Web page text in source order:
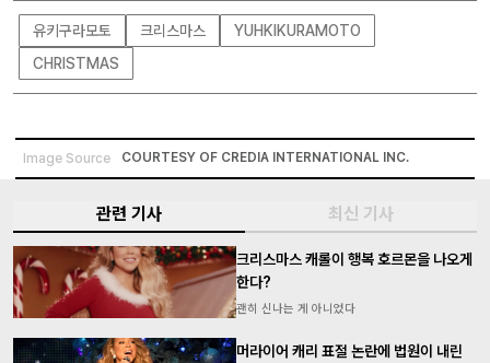
유키구라모토 크리스마스
YUHKIKURAMOTO
CHRISTMAS
Image Source COURTESY OF CREDIA INTERNATIONAL INC.
관련 기사 최신 기사
크리스마스 캐롤이 행복 호르몬을 나오게
한다?
괜히 신나는 게 아니었다
머라이어 캐리 표절 논란에 법원이 내린